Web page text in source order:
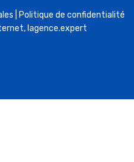
Politique de confidentialité
lagence.expert